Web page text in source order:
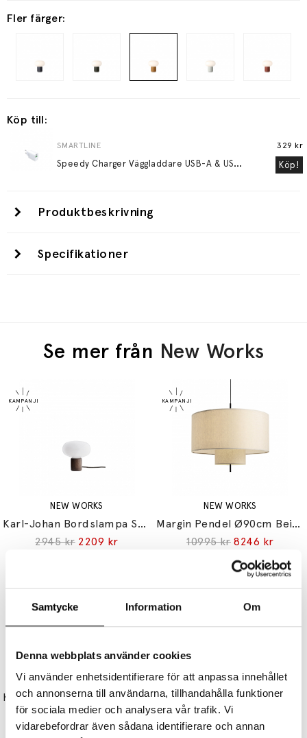
Samtycke Information Om
Denna webbplats använder cookies
Vi använder enhetsidentifierare för att anpassa innehållet
och annonserna till användarna, tillhandahålla funktioner
för sociala medier och analysera vår trafik. Vi
vidarebefordrar även sådana identifierare och annan
Fler färger:
Köp till:
SMARTLINE
S
peedy Charger Väggladdare USB-A & USB-C PD QC 20W Vit
329 kr
Köp!
Produktbeskrivning
Specifikationer
Se mer från New Works
NEW WORKS
Karl-Johan Bordslampa Smoked Oak/Opal Glass
2945 kr 2209 kr
NEW WORKS
Margin Pendel Ø90cm Beige Canvas
10995 kr 8246 kr
NEW WORKS
Kizu Bordslampa Large Black Marble
5145 kr 3859 kr
NEW WORKS
4245 kr 3184 kr